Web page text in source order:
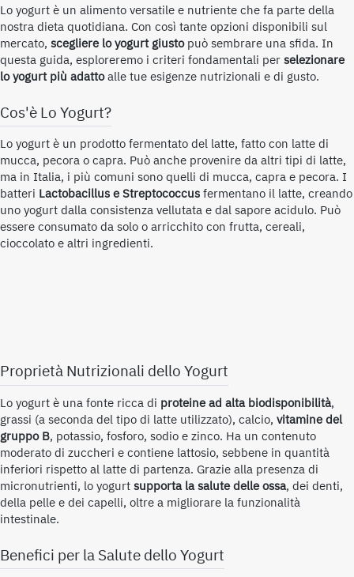
Lo yogurt è un alimento versatile e nutriente che fa parte della
nostra dieta quotidiana. Con così tante opzioni disponibili sul
mercato, scegliere lo yogurt giustopuò sembrare una sfida. In
questa guida, esploreremo i criteri fondamentali perselezionare
lo yogurt più adattoalle tue esigenze nutrizionali e di gusto.
Cos'è LoYogurt?
Lo yogurt è un prodotto fermentato del latte, fatto con latte di
mucca, pecora o capra. Può anche provenire da altri tipi di latte,
ma in Italia, i più comuni sono quelli di mucca, capra e pecora. I
batteri Lactobacillus e Streptococcusfermentano il latte, creando
uno yogurt dalla consistenza vellutata e dal sapore acidulo. Può
essere consumato da solo o arricchito con frutta, cereali,
cioccolato e altri ingredienti.
Proprietà Nutrizionali delloYogurt
Lo yogurt è una fonte ricca di proteine ad alta biodisponibilità,
grassi (a seconda del tipo di latte utilizzato), calcio, vitamine del
gruppo B, potassio, fosforo, sodio e zinco. Ha un contenuto
moderato di zuccheri e contiene lattosio, sebbene in quantità
inferiori rispetto al latte di partenza. Grazie alla presenza di
micronutrienti, lo yogurtsupporta la salute delle ossa, dei denti,
della pelle e dei capelli, oltre a migliorare la funzionalità
intestinale.
Benefici per la Salute delloYogurt